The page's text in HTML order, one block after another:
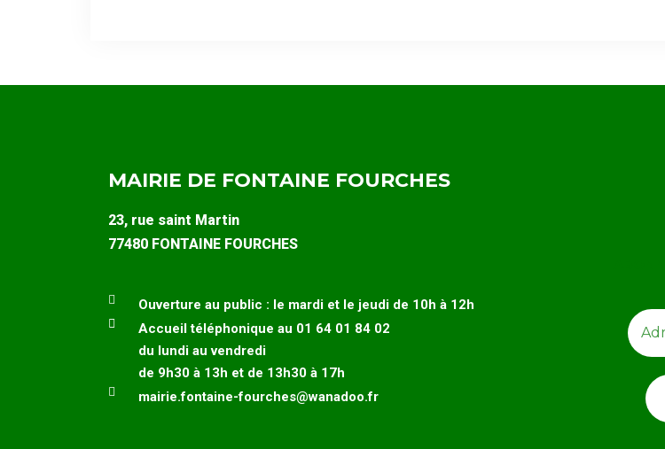
MAIRIE DE FONTAINE FOURCHES
23, rue saint Martin
77480 FONTAINE FOURCHES
Ouverture au public : le mardi et le jeudi de 10h à 12h
Accueil téléphonique au 01 64 01 84 02
du lundi au vendredi
de 9h30 à 13h et de 13h30 à 17h
mairie.fontaine-fourches@wanadoo.fr